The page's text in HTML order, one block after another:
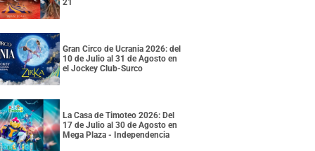
21
Gran Circo de Ucrania 2026: del
10 de Julio al 31 de Agosto en
el Jockey Club-Surco
La Casa de Timoteo 2026: Del
17 de Julio al 30 de Agosto en
Mega Plaza - Independencia